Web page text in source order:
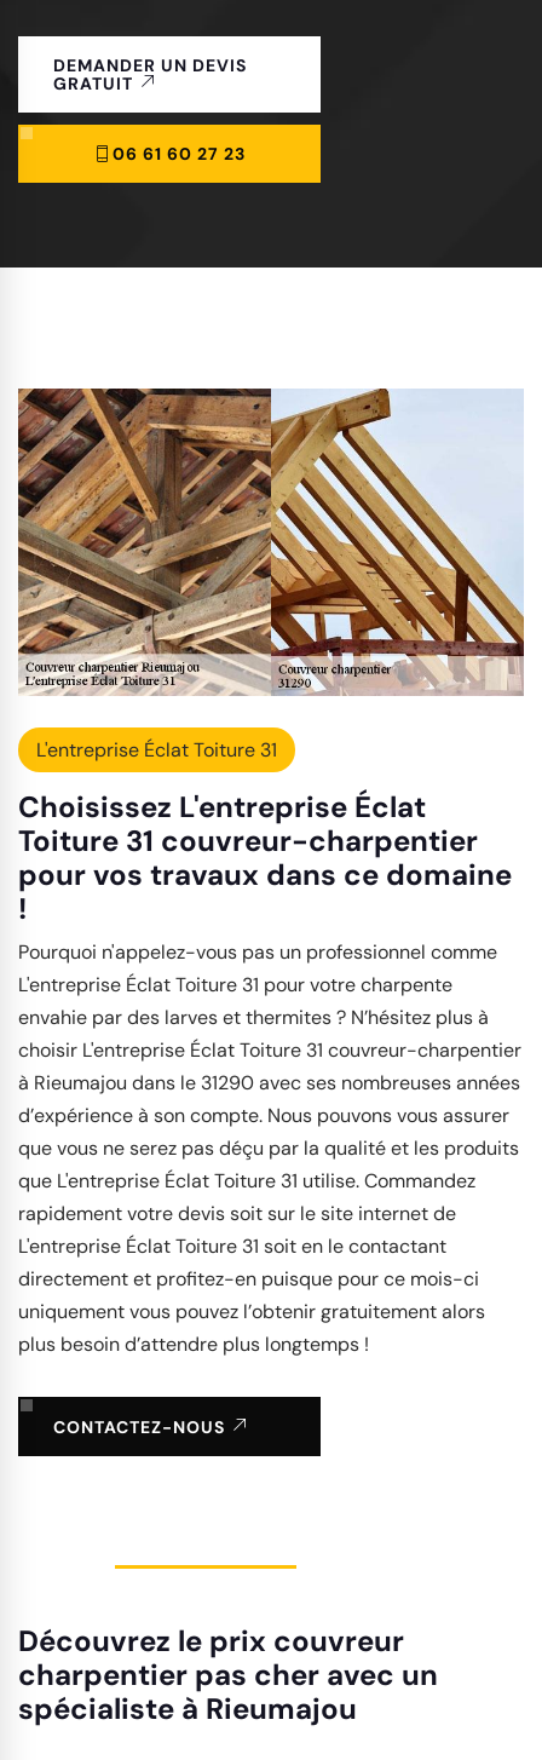
DEMANDER UN DEVIS
GRATUIT
06 61 60 27 23
L'entreprise Éclat Toiture 31
Choisissez L'entreprise Éclat
Toiture 31 couvreur-charpentier
pour vos travaux dans ce domaine
!
Pourquoi n'appelez-vous pas un professionnel comme
L'entreprise Éclat Toiture 31 pour votre charpente
envahie par des larves et thermites ? N’hésitez plus à
choisir L'entreprise Éclat Toiture 31 couvreur-charpentier
à Rieumajou dans le 31290 avec ses nombreuses années
d’expérience à son compte. Nous pouvons vous assurer
que vous ne serez pas déçu par la qualité et les produits
que L'entreprise Éclat Toiture 31 utilise. Commandez
rapidement votre devis soit sur le site internet de
L'entreprise Éclat Toiture 31 soit en le contactant
directement et profitez-en puisque pour ce mois-ci
uniquement vous pouvez l’obtenir gratuitement alors
plus besoin d’attendre plus longtemps !
CONTACTEZ-NOUS
Découvrez le prix couvreur
charpentier pas cher avec un
spécialiste à Rieumajou